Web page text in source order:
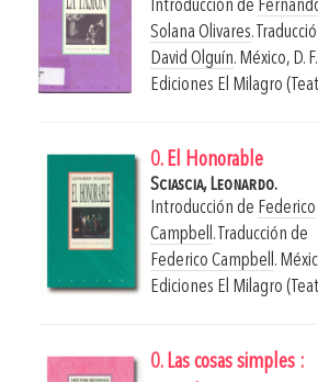
Introducción de
Solana Olivares.
David Olguín. México, D.
Ediciones El Milagro
0. El Honorable
Sciascia, Leonardo.
Introducción de Federico
Campbell. Traducción de
Federico Campbell.
Ediciones El Milagro
0. Las cosas simples :